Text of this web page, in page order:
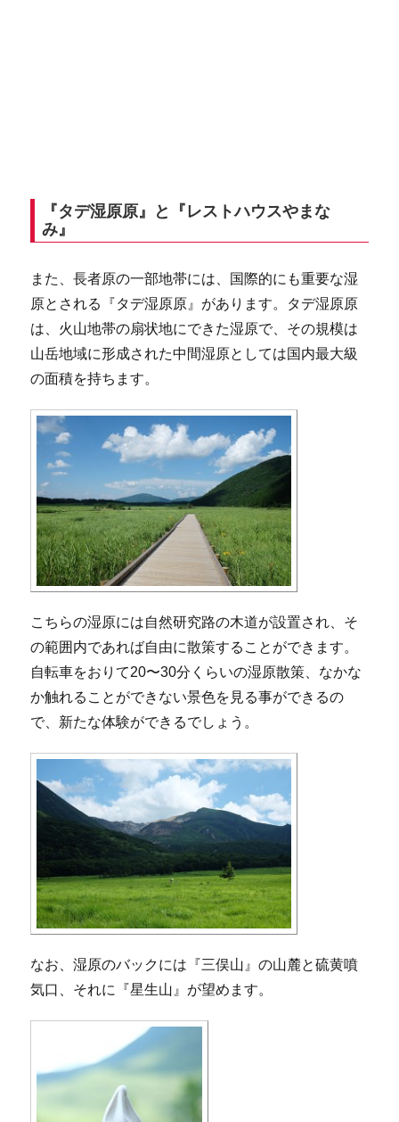
『タデ湿原原』と『レストハウスやまな
み』
また、長者原の一部地帯には、国際的にも重要な湿
原とされる『タデ湿原原』があります。タデ湿原原
は、火山地帯の扇状地にできた湿原で、その規模は
山岳地域に形成された中間湿原としては国内最大級
の面積を持ちます。
こちらの湿原には自然研究路の木道が設置され、そ
の範囲内であれば自由に散策することができます。
自転車をおりて20〜30分くらいの湿原散策、なかな
か触れることができない景色を見る事ができるの
で、新たな体験ができるでしょう。
なお、湿原のバックには『三俣山』の山麓と硫黄噴
気口、それに『星生山』が望めます。